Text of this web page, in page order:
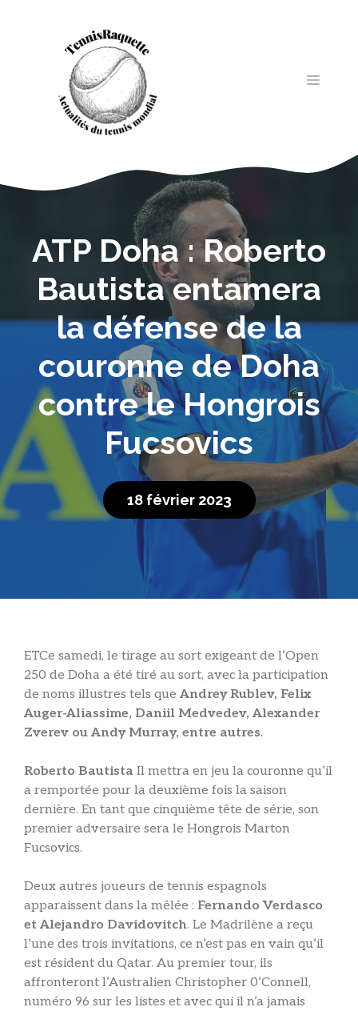
MENU
ATP Doha : Roberto
Bautista entamera
la défense de la
couronne de Doha
contre le Hongrois
Fucsovics
18 février 2023
ETCe samedi, le tirage au sort exigeant de l’Open
250 de Doha a été tiré au sort, avec la participation
de noms illustres tels que Andrey Rublev, Felix
Auger-Aliassime, Daniil Medvedev, Alexander
Zverev ou Andy Murray, entre autres.
Roberto Bautista Il mettra en jeu la couronne qu’il
a remportée pour la deuxième fois la saison
dernière. En tant que cinquième tête de série, son
premier adversaire sera le Hongrois Marton
Fucsovics.
Deux autres joueurs de tennis espagnols
apparaissent dans la mêlée : Fernando Verdasco
et Alejandro Davidovitch. Le Madrilène a reçu
l’une des trois invitations, ce n’est pas en vain qu’il
est résident du Qatar. Au premier tour, ils
affronteront l’Australien Christopher 0’Connell,
numéro 96 sur les listes et avec qui il n’a jamais